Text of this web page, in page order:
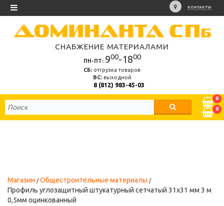
КОНТАКТЫ
СНАБЖЕНИЕ МАТЕРИАЛАМИ
ПН-ПТ: 900-1800
СБ: отгрузка товаров
ВС:выходной
8 (812) 983-45-03
0
0
Магазин
Общестроительные материалы
Профиль углозащитный штукатурный сетчатый 31х31 мм 3 м
0,5мм оцинкованный